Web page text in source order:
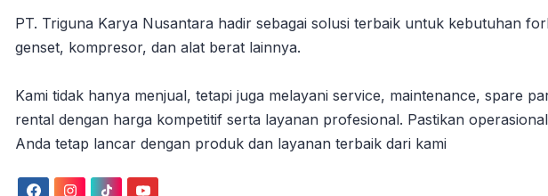
PT. Triguna Karya Nusantara hadir sebagai solusi terbaik untuk kebutuhan
genset, kompresor, dan alat berat lainnya.
Kami tidak hanya menjual, tetapi juga melayani service, maintenance, spare
rental dengan harga kompetitif serta layanan profesional. Pastikan
Anda tetap lancar dengan produk dan layanan terbaik dari kami